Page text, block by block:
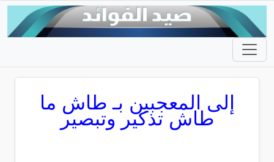
إلى المعجبين بـ طاش ما
طاش تذكير وتبصير